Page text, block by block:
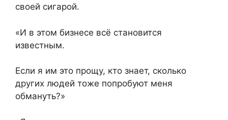
своей сигарой.
«И в этом бизнесе всё становится
известным.
Если я им это прощу, кто знает, сколько
других людей тоже попробуют меня
обмануть?»